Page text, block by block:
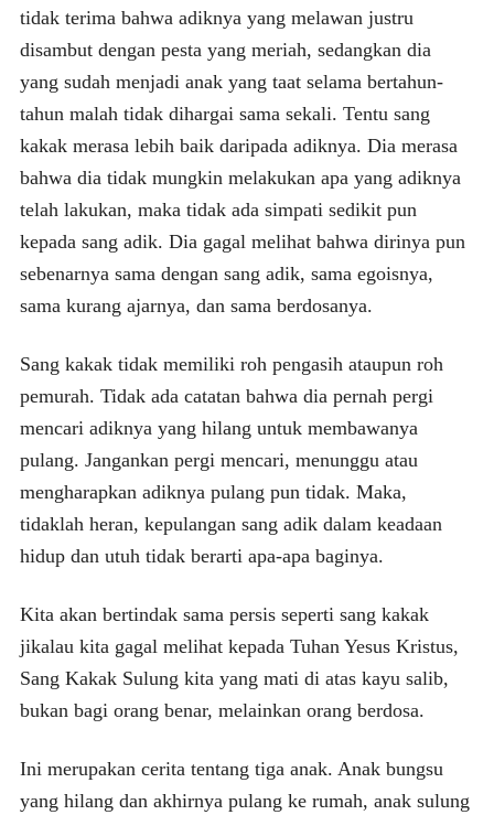
tidak terima bahwa adiknya yang melawan justru
disambut dengan pesta yang meriah, sedangkan dia
yang sudah menjadi anak yang taat selama bertahun-
tahun malah tidak dihargai sama sekali. Tentu sang
kakak merasa lebih baik daripada adiknya. Dia merasa
bahwa dia tidak mungkin melakukan apa yang adiknya
telah lakukan, maka tidak ada simpati sedikit pun
kepada sang adik. Dia gagal melihat bahwa dirinya pun
sebenarnya sama dengan sang adik, sama egoisnya,
sama kurang ajarnya, dan sama berdosanya.
Sang kakak tidak memiliki roh pengasih ataupun roh
pemurah. Tidak ada catatan bahwa dia pernah pergi
mencari adiknya yang hilang untuk membawanya
pulang. Jangankan pergi mencari, menunggu atau
mengharapkan adiknya pulang pun tidak. Maka,
tidaklah heran, kepulangan sang adik dalam keadaan
hidup dan utuh tidak berarti apa-apa baginya.
Kita akan bertindak sama persis seperti sang kakak
jikalau kita gagal melihat kepada Tuhan Yesus Kristus,
Sang Kakak Sulung kita yang mati di atas kayu salib,
bukan bagi orang benar, melainkan orang berdosa.
Ini merupakan cerita tentang tiga anak. Anak bungsu
yang hilang dan akhirnya pulang ke rumah, anak sulung